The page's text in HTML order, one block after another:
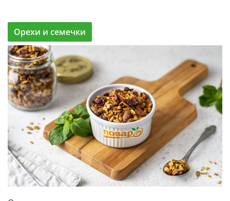
Орехи и семечки